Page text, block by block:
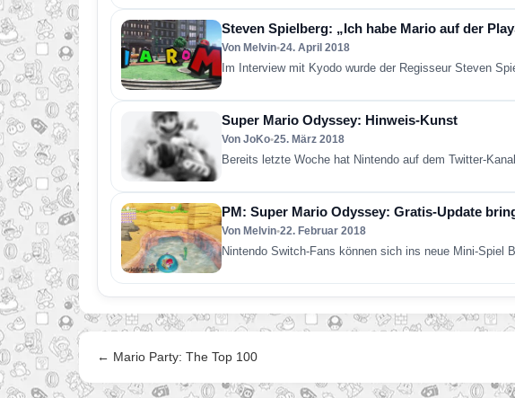
Steven Spielberg: „Ich habe Mario auf der
Von Melvin•24. April 2018
Im Interview mit Kyodo wurde der Regisseur Steven
Super Mario Odyssey: Hinweis-Kunst
Von JoKo•25. März 2018
Bereits letzte Woche hat Nintendo auf dem Twitter-
PM: Super Mario Odyssey: Gratis-Update
Von Melvin•22. Februar 2018
Nintendo Switch-Fans können sich ins neue Mini-Spiel
← Mario Party: The Top 100